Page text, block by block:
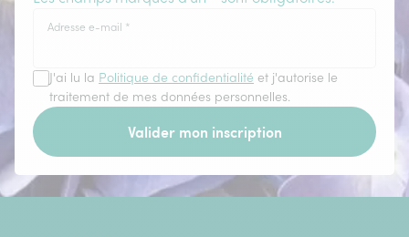
Adresse e-mail *
J'ai lu la Politique de confidentialité et j'autorise le
traitement de mes données personnelles.
Valider mon inscription